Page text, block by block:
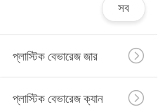
সব
প্লাস্টিক বেভারেজ জার
প্লাস্টিক বেভারেজ ক্যান